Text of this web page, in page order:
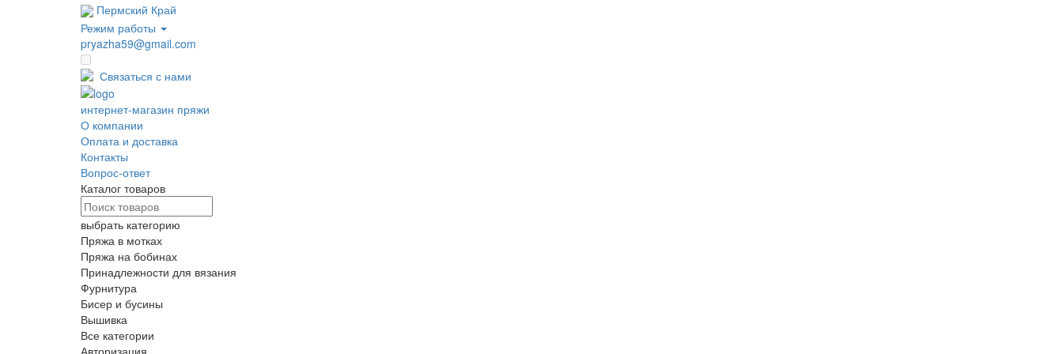
Пермский Край
Режим работы
pryazha59@gmail.com
Связаться с нами
интернет-магазин пряжи
О компании
Оплата и доставка
Контакты
Вопрос-ответ
Каталог товаров
выбрать категорию
Пряжа в мотках
Пряжа на бобинах
Принадлежности для вязания
Фурнитура
Бисер и бусины
Вышивка
Все категории